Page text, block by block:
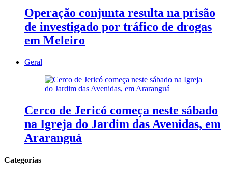
Operação conjunta resulta na prisão
de investigado por tráfico de drogas
em Meleiro
Geral
Cerco de Jericó começa neste sábado
na Igreja do Jardim das Avenidas, em
Araranguá
Categorias